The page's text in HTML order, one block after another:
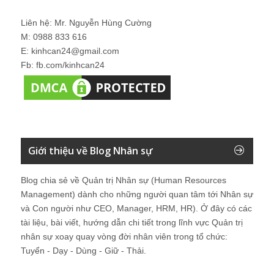
Liên hệ: Mr. Nguyễn Hùng Cường
M: 0988 833 616
E: kinhcan24@gmail.com
Fb: fb.com/kinhcan24
Giới thiệu về Blog Nhân sự
Blog chia sẻ về Quản trị Nhân sự (Human Resources
Management) dành cho những người quan tâm tới Nhân sự
và Con người như CEO, Manager, HRM, HR). Ở đây có các
tài liệu, bài viết, hướng dẫn chi tiết trong lĩnh vực Quản trị
nhân sự xoay quay vòng đời nhân viên trong tổ chức:
Tuyển - Dạy - Dùng - Giữ - Thải.